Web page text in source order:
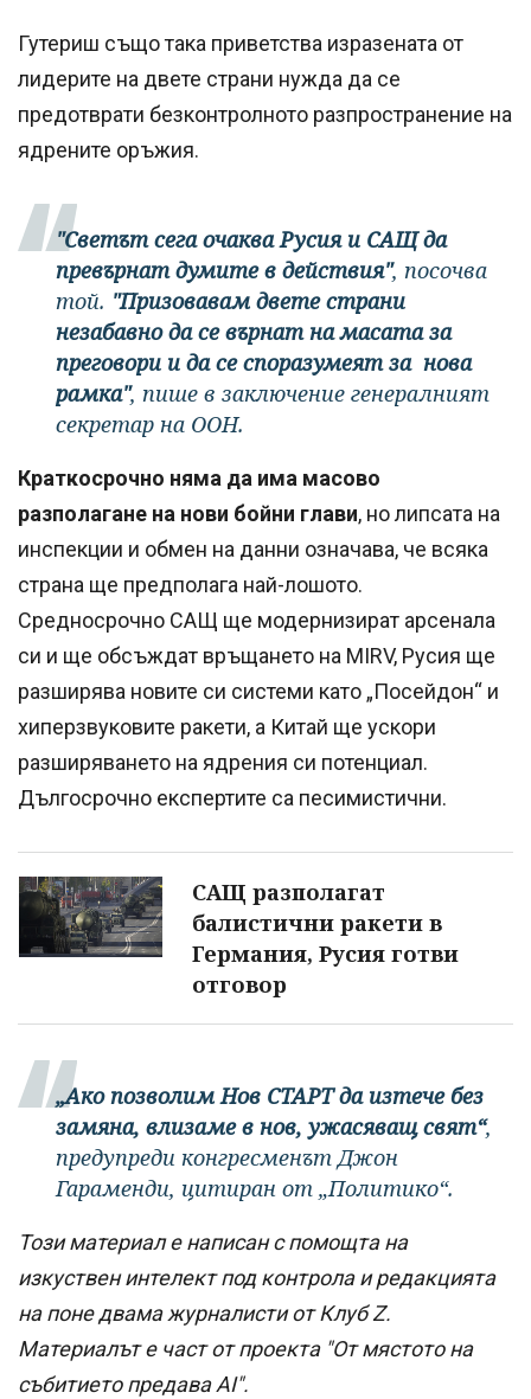
Гутериш също така приветства изразената от
лидерите на двете страни нужда да се
предотврати безконтролното разпространение на
ядрените оръжия.
"Светът сега очаква Русия и САЩ да
превърнат думите в действия", посочва
той. "Призовавам двете страни
незабавно да се върнат на масата за
преговори и да се споразумеят за нова
рамка", пише в заключение генералният
секретар на ООН.
Краткосрочно няма да има масово
разполагане на нови бойни глави, но липсата на
инспекции и обмен на данни означава, че всяка
страна ще предполага най-лошото.
Средносрочно САЩ ще модернизират арсенала
си и ще обсъждат връщането на MIRV, Русия ще
разширява новите си системи като „Посейдон“ и
хиперзвуковите ракети, а Китай ще ускори
разширяването на ядрения си потенциал.
Дългосрочно експертите са песимистични.
САЩ разполагат
балистични ракети в
Германия, Русия готви
отговор
„Ако позволим Нов СТАРТ да изтече без
замяна, влизаме в нов, ужасяващ свят“,
предупреди конгресменът Джон
Гараменди, цитиран от „Политико“.
Този материал е написан с помощта на
изкуствен интелект под контрола и редакцията
на поне двама журналисти от Клуб Z.
Материалът е част от проекта "От мястото на
събитието предава AI".